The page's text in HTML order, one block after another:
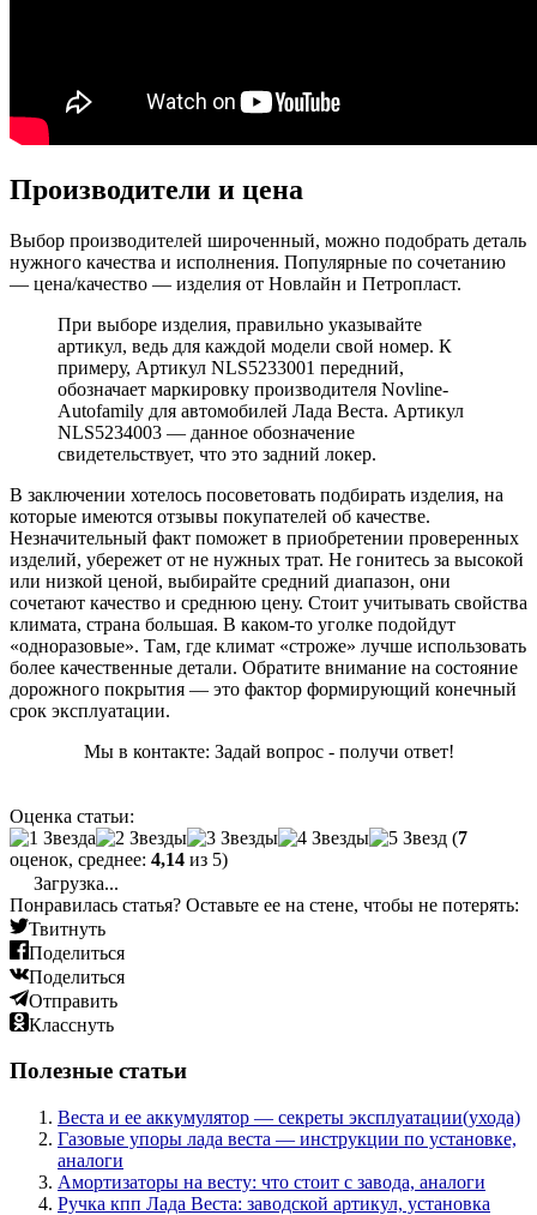
Производители и цена
Выбор производителей широченный, можно подобрать деталь
нужного качества и исполнения. Популярные по сочетанию
— цена/качество — изделия от Новлайн и Петропласт.
При выборе изделия, правильно указывайте
артикул, ведь для каждой модели свой номер. К
примеру, Артикул NLS5233001 передний,
обозначает маркировку производителя Novline-
Autofamily для автомобилей Лада Веста. Артикул
NLS5234003 — данное обозначение
свидетельствует, что это задний локер.
В заключении хотелось посоветовать подбирать изделия, на
которые имеются отзывы покупателей об качестве.
Незначительный факт поможет в приобретении проверенных
изделий, убережет от не нужных трат. Не гонитесь за высокой
или низкой ценой, выбирайте средний диапазон, они
сочетают качество и среднюю цену. Стоит учитывать свойства
климата, страна большая. В каком-то уголке подойдут
«одноразовые». Там, где климат «строже» лучше использовать
более качественные детали. Обратите внимание на состояние
дорожного покрытия — это фактор формирующий конечный
срок эксплуатации.
Мы в контакте: Задай вопрос - получи ответ!
Оценка статьи:
(7
оценок, среднее: 4,14 из 5)
Загрузка...
Понравилась статья? Оставьте ее на стене, чтобы не потерять:
Твитнуть
Поделиться
Поделиться
Отправить
Класснуть
Полезные статьи
Веста и ее аккумулятор — секреты эксплуатации(ухода)
Газовые упоры лада веста — инструкции по установке,
аналоги
Амортизаторы на весту: что стоит с завода, аналоги
Ручка кпп Лада Веста: заводской артикул, установка